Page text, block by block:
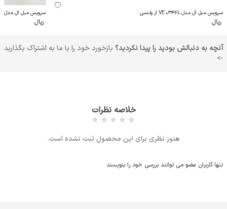
سرویس مبل ال مدل VE 0346L از ولنسی
ریال
سرویس مبل ال مدل VE 0744L از ولنسی
ریال
آنچه به دنبالش بودید را پیدا نکردید؟ بازخورد خود را با ما به اشتراک بگذارید
->
خلاصه نظرات
هنوز نظری برای این محصول ثبت نشده است.
تنها کاربران عضو می توانند بررسی خود را بنویسند